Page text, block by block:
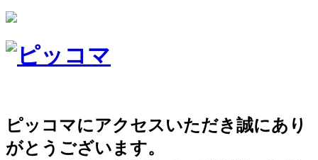
ピッコマにアクセスいただき誠にあり
がとうございます。